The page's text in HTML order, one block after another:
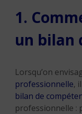
1.
un bilan
Lorsqu’on
professionnelle,
bilan de
professionnelle :